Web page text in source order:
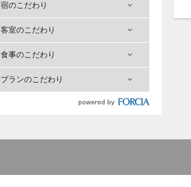
宿のこだわり
客室のこだわり
食事のこだわり
プランのこだわり